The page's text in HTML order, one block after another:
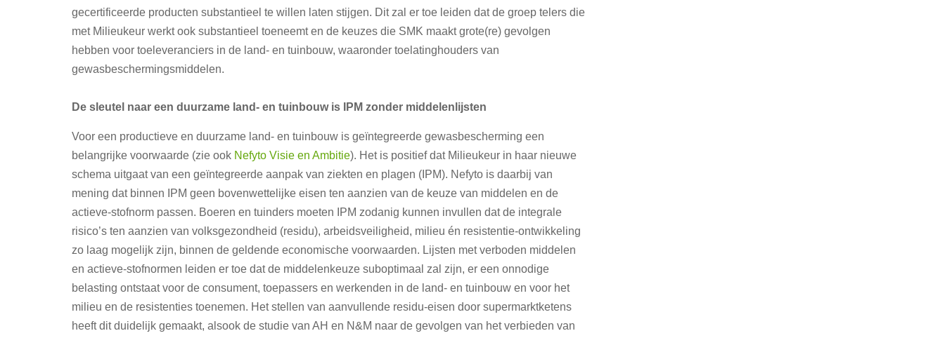
gecertificeerde producten substantieel te willen laten stijgen. Dit zal er toe leiden dat de groep telers die
met Milieukeur werkt ook substantieel toeneemt en de keuzes die SMK maakt grote(re) gevolgen
hebben voor toeleveranciers in de land- en tuinbouw, waaronder toelatinghouders van
gewasbeschermingsmiddelen.
De sleutel naar een duurzame land- en tuinbouw is IPM zonder middelenlijsten
Voor een productieve en duurzame land- en tuinbouw is geïntegreerde gewasbescherming een
belangrijke voorwaarde (zie ook Nefyto Visie en Ambitie). Het is positief dat Milieukeur in haar nieuwe
schema uitgaat van een geïntegreerde aanpak van ziekten en plagen (IPM). Nefyto is daarbij van
mening dat binnen IPM geen bovenwettelijke eisen ten aanzien van de keuze van middelen en de
actieve-stofnorm passen. Boeren en tuinders moeten IPM zodanig kunnen invullen dat de integrale
risico’s ten aanzien van volksgezondheid (residu), arbeidsveiligheid, milieu én resistentie-ontwikkeling
zo laag mogelijk zijn, binnen de geldende economische voorwaarden. Lijsten met verboden middelen
en actieve-stofnormen leiden er toe dat de middelenkeuze suboptimaal zal zijn, er een onnodige
belasting ontstaat voor de consument, toepassers en werkenden in de land- en tuinbouw en voor het
milieu en de resistenties toenemen. Het stellen van aanvullende residu-eisen door supermarktketens
heeft dit duidelijk gemaakt, alsook de studie van AH en N&M naar de gevolgen van het verbieden van